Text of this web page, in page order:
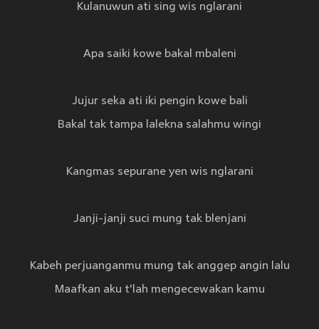
Kulanuwun ati sing wis nglarani
Apa saiki kowe bakal mbaleni
Jujur seka ati iki pengin kowe bali
Bakal tak tampa lalekna salahmu wingi
Kangmas sepurane yen wis nglarani
Janji-janji suci mung tak blenjani
Kabeh perjuanganmu mung tak anggep angin lalu
Maafkan aku t'lah mengecewakan kamu